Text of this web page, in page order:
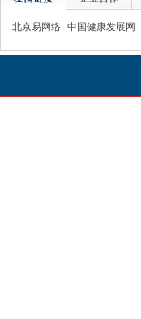
北京易网络 中国健康发展网